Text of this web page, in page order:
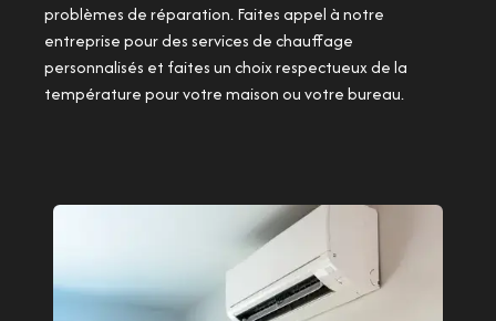
problèmes de réparation. Faites appel à notre
entreprise pour des services de chauffage
personnalisés et faites un choix respectueux de la
température pour votre maison ou votre bureau.